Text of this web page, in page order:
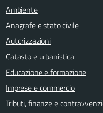
Ambiente
Anagrafe e stato civile
Autorizzazioni
Catasto e urbanistica
Educazione e formazione
Imprese e commercio
Tributi, finanze e